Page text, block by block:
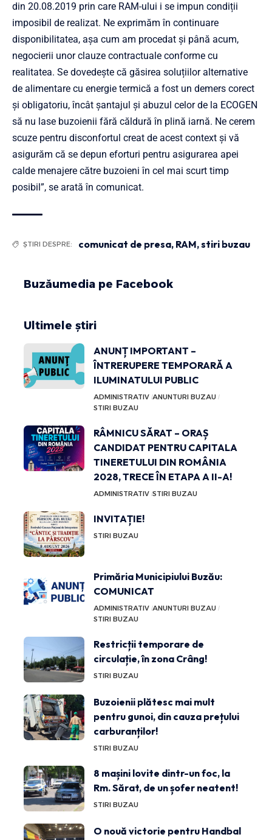
din 20.08.2019 prin care RAM-ului i se impun condiții
imposibil de realizat. Ne exprimăm în continuare
disponibilitatea, așa cum am procedat și până acum,
negocierii unor clauze contractuale conforme cu
realitatea. Se dovedește că găsirea soluțiilor alternative
de alimentare cu energie termică a fost un demers corect
și obligatoriu, încât șantajul și abuzul celor de la ECOGEN
să nu lase buzoienii fără căldură în plină iarnă. Ne cerem
scuze pentru disconfortul creat de acest context și vă
asigurăm că se depun eforturi pentru asigurarea apei
calde menajere către buzoieni în cel mai scurt timp
posibil”, se arată în comunicat.
ȘTIRI DESPRE: comunicat de presa, RAM,stiri buzau
Buzăumedia pe Facebook
Ultimele știri
ANUNȚ IMPORTANT –
ÎNTRERUPERE TEMPORARĂ A
ILUMINATULUI PUBLIC
ADMINISTRATIV ANUNTURI BUZAU
STIRI BUZAU
RÂMNICU SĂRAT – ORAȘ
CANDIDAT PENTRU CAPITALA
TINERETULUI DIN ROMÂNIA
2028, TRECE ÎN ETAPA A II-A!
ADMINISTRATIV STIRI BUZAU
INVITAȚIE!
STIRI BUZAU
Primăria Municipiului Buzău:
COMUNICAT
ADMINISTRATIV ANUNTURI BUZAU
STIRI BUZAU
Restricții temporare de
circulație, în zona Crâng!
STIRI BUZAU
Buzoienii plătesc mai mult
pentru gunoi, din cauza prețului
carburanților!
STIRI BUZAU
8 mașini lovite dintr-un foc, la
Rm. Sărat, de un șofer neatent!
STIRI BUZAU
O nouă victorie pentru Handbal